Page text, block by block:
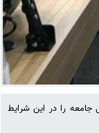
جامعه را در این شرایط